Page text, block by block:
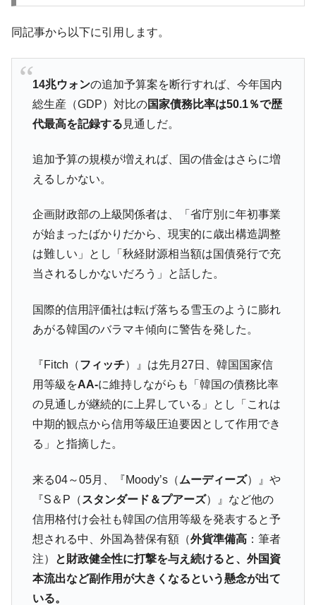
同記事から以下に引用します。
14兆ウォンの追加予算案を断行すれば、今年国内
総生産（GDP）対比の国家債務比率は50.1％で歴
代最高を記録する 見通しだ。
追加予算の規模が増えれば、国の借金はさらに増
えるしかない。
企画財政部の上級関係者は、「省庁別に年初事業
が始まったばかりだから、現実的に歳出構造調整
は難しい」とし「秋経財源相当額は国債発行で充
当されるしかないだろう」と話した。
国際的信用評価社は転げ落ちる雪玉のように膨れ
あがる韓国のバラマキ傾向に警告を発した。
『Fitch（フィッチ）』は先月27日、韓国国家信
用等級をAA-に維持しながらも「韓国の債務比率
の見通しが継続的に上昇している」とし「これは
中期的観点から信用等級圧迫要因として作用でき
る」と指摘した。
来る04～05月、『Moody’s（ムーディーズ）』や
『S＆P（ スタンダード＆プアーズ）』など他の
信用格付け会社も韓国の信用等級を発表すると予
想される中、外国為替保有額（外貨準備高：筆者
注）
と財政健全性に打撃を与え続けると、外国資
本流出など副作用が大きくなるという懸念が出て
いる。